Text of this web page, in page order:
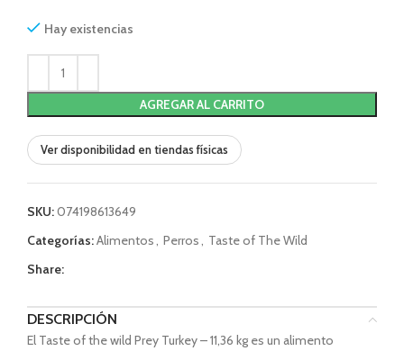
Hay existencias
AGREGAR AL CARRITO
Ver disponibilidad en tiendas físicas
SKU:074198613649
Categorías:Alimentos, Perros, Taste of The Wild
Share:
DESCRIPCIÓN
El Taste of the wild Prey Turkey – 11,36 kg es un alimento